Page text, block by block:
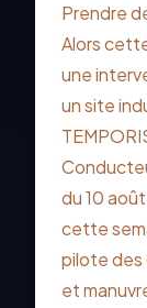
Prendre
Alors
une
un site
du 10
cette
pilote des
et